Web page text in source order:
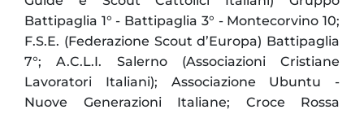
Battipaglia 1° - Battipaglia 3° - Montecorvino 10;
F.S.E. (Federazione Scout d’Europa) Battipaglia
7°; A.C.L.I. Salerno (Associazioni Cristiane
Lavoratori Italiani); Associazione Ubuntu -
Nuove Generazioni Italiane; Croce Rossa